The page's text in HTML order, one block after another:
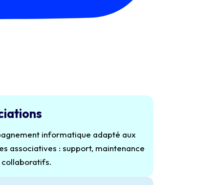
informatique adapté aux
associatives : support, maintenance